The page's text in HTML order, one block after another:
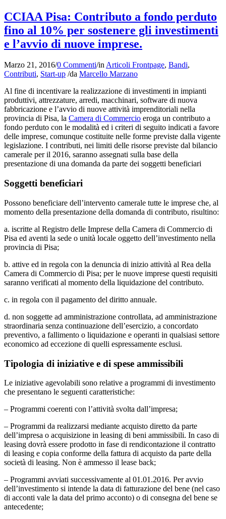
CCIAA Pisa: Contributo a fondo perduto
fino al 10% per sostenere gli investimenti
e l’avvio di nuove imprese.
Marzo 21, 2016/0 Commenti/inArticoli Frontpage, Bandi,
Contributi, Start-up /da Marcello Marzano
Al fine di incentivare la realizzazione di investimenti in impianti
produttivi, attrezzature, arredi, macchinari, software di nuova
fabbricazione e l’avvio di nuove attività imprenditoriali nella
provincia di Pisa, la Camera di Commercio eroga un contributo a
fondo perduto con le modalità ed i criteri di seguito indicati a favore
delle imprese, comunque costituite nelle forme previste dalla vigente
legislazione. I contributi, nei limiti delle risorse previste dal bilancio
camerale per il 2016, saranno assegnati sulla base della
presentazione di una domanda da parte dei soggetti beneficiari
Soggetti beneficiari
Possono beneficiare dell’intervento camerale tutte le imprese che, al
momento della presentazione della domanda di contributo, risultino:
a. iscritte al Registro delle Imprese della Camera di Commercio di
Pisa ed aventi la sede o unità locale oggetto dell’investimento nella
provincia di Pisa;
b. attive ed in regola con la denuncia di inizio attività al Rea della
Camera di Commercio di Pisa; per le nuove imprese questi requisiti
saranno verificati al momento della liquidazione del contributo.
c. in regola con il pagamento del diritto annuale.
d. non soggette ad amministrazione controllata, ad amministrazione
straordinaria senza continuazione dell’esercizio, a concordato
preventivo, a fallimento o liquidazione e operanti in qualsiasi settore
economico ad eccezione di quelli espressamente esclusi.
Tipologia di iniziative e di spese ammissibili
Le iniziative agevolabili sono relative a programmi di investimento
che presentano le seguenti caratteristiche:
– Programmi coerenti con l’attività svolta dall’impresa;
– Programmi da realizzarsi mediante acquisto diretto da parte
dell’impresa o acquisizione in leasing di beni ammissibili. In caso di
leasing dovrà essere prodotto in fase di rendicontazione il contratto
di leasing e copia conforme della fattura di acquisto da parte della
società di leasing. Non è ammesso il lease back;
– Programmi avviati successivamente al 01.01.2016. Per avvio
dell’investimento si intende la data di fatturazione del bene (nel caso
di acconti vale la data del primo acconto) o di consegna del bene se
antecedente;